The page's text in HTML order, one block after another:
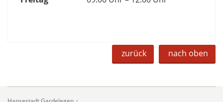
zurück nach oben